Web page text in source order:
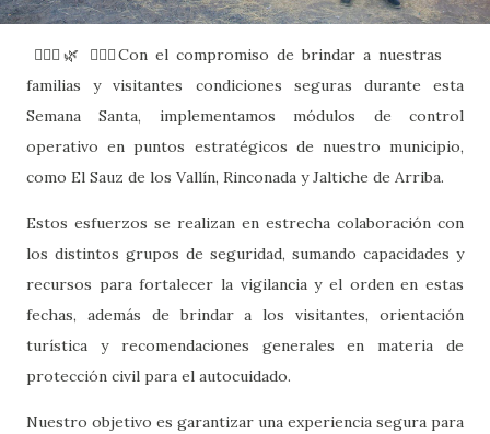
🙋🏻‍♂️🌿 👮🏻‍♂️Con el compromiso de brindar a nuestras
familias y visitantes condiciones seguras durante esta
Semana Santa, implementamos módulos de control
operativo en puntos estratégicos de nuestro municipio,
como El Sauz de los Vallín, Rinconada y Jaltiche de Arriba.
Estos esfuerzos se realizan en estrecha colaboración con
los distintos grupos de seguridad, sumando capacidades y
recursos para fortalecer la vigilancia y el orden en estas
fechas, además de brindar a los visitantes, orientación
turística y recomendaciones generales en materia de
protección civil para el autocuidado.
Nuestro objetivo es garantizar una experiencia segura para